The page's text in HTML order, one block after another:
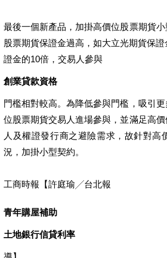
最後一個新產品，加掛高價位股票期貨
股票期貨保證金過高，如大立光期貨保
證金的10倍，交易人參與
創業貸款資格
門檻相對較高。為降低參與門檻，吸引
位股票期貨交易人進場參與，並滿足高
人及權證發行商之避險需求，故針對高
況，加掛小型契約。
工商時報【許庭瑜╱台北報
青年購屋補助
土地銀行信貸利率